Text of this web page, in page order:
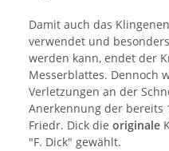
Damit auch das
verwendet und besonders
werden kann, endet der
Messerblattes. Dennoch
Verletzungen an der
Anerkennung der bereits
Friedr. Dick die originale
"F. Dick" gewählt.